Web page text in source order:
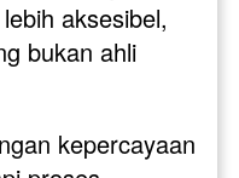
aksesibel,
bukan ahli
kepercayaan